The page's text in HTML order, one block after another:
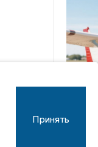
Принять